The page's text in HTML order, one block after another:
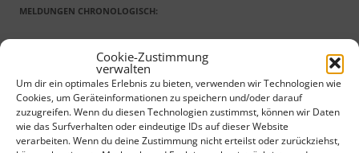
Cookie-Zustimmung
verwalten
Um dir ein optimales Erlebnis zu bieten, verwenden wir Technologien wie
Cookies, um Geräteinformationen zu speichern und/oder darauf
zuzugreifen. Wenn du diesen Technologien zustimmst, können wir Daten
wie das Surfverhalten oder eindeutige IDs auf dieser Website
verarbeiten. Wenn du deine Zustimmung nicht erteilst oder zurückziehst,
MELDUNGEN CHRONOLOGISCH:
Weilimdorfer Heimatkreis e.V. im SCHWABENALTER
Neuauflage nach 100 Jahren: „Chronik von Weil im Dorf“ erscheint
in neuer Gestalt
17. März 2026
Sonderausstellung von Ostereiern im Erdgeschoss vom Alten
Rathaus
5. März 2026
Sonderausstellung WACHSSTÖCKE und Maria Lichtmeß
13. Januar